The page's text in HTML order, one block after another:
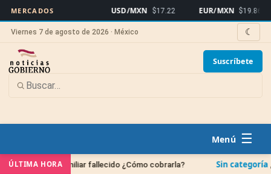
MERCADOS USD/MXN $17.22 EUR/MXN $19.86
Viernes 7 de agosto de 2026 · México ☾
Suscríbete
☰
ÚLTIMA HORA
un familiar fallecido ¿Cómo cobrarla? Sin categoría¿Cuándo